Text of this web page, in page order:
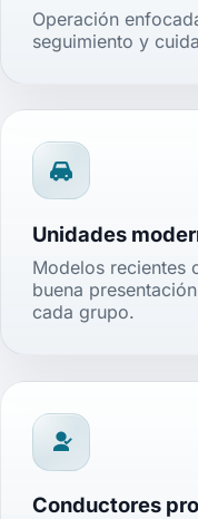
Operación
seguimiento y
Unidades
Modelos recientes
buena
cada grupo.
Conductores